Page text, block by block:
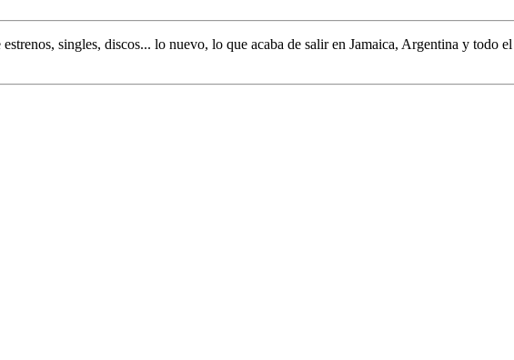
estrenos, singles, discos... lo nuevo, lo que acaba de salir en Jamaica, Argentina y todo